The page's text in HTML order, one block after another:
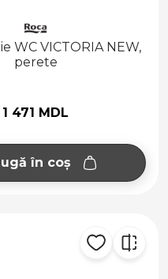
WC VICTORIA NEW,
perete
1 471 MDL
în coș